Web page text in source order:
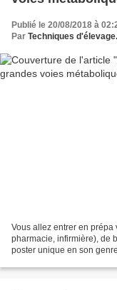
Publié le 20/08/2018 à
Par Techniques
Vous allez entrer en prépa
pharmacie, infirmière), de
poster unique en son